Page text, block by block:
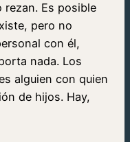
rezan. Es posible
pero no
con él,
nada. Los
alguien con quien
de hijos. Hay,